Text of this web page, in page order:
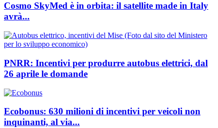
Cosmo SkyMed è in orbita: il satellite made in Italy
avrà...
PNRR: Incentivi per produrre autobus elettrici, dal
26 aprile le domande
Ecobonus: 630 milioni di incentivi per veicoli non
inquinanti, al via...